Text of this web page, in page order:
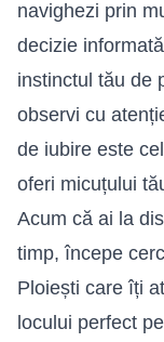
navighezi prin
decizie
instinctul tău de
observi cu
de iubire este
oferi micuțului
Acum că ai la
timp, începe
Ploiești care îți
locului perfect